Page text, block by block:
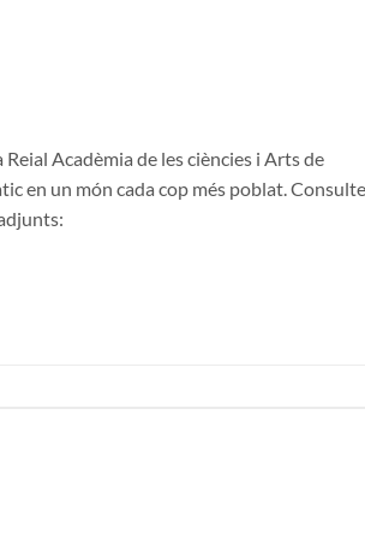
Acadèmia de les ciències i Arts de
en un món cada cop més poblat.